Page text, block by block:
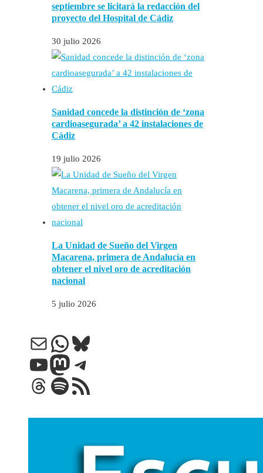
septiembre se licitará la redacción del
proyecto del Hospital de Cádiz
30 julio 2026
Sanidad concede la distinción de ‘zona
cardioasegurada’ a 42 instalaciones de
Cádiz
19 julio 2026
La Unidad de Sueño del Virgen
Macarena, primera de Andalucía en
obtener el nivel oro de acreditación
nacional
5 julio 2026
Correo electrónico
WhatsApp
Bluesky
YouTube
Mastodon
Telegram
Threads
Spotify
Feed RSS